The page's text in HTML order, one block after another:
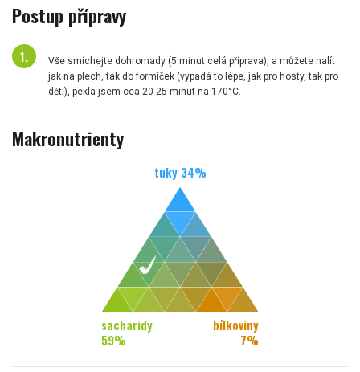
Postup přípravy
Vše smíchejte dohromady (5 minut celá příprava), a můžete nalít
jak na plech, tak do formiček (vypadá to lépe, jak pro hosty, tak pro
děti), pekla jsem cca 20-25 minut na 170°C.
Makronutrienty
tuky 34%
sacharidy
59%
bílkoviny
7%